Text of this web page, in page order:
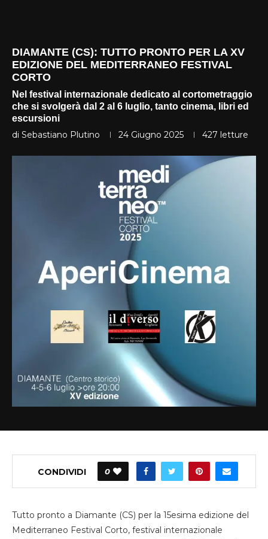
DIAMANTE (CS): TUTTO PRONTO PER LA XV
EDIZIONE DEL MEDITERRANEO FESTIVAL
CORTO
Nel festival internazionale dedicato al cortometraggio
che si svolgerà dal 2 al 6 luglio, tanto cinema, libri ed
escursioni
di Sebastiano Plutino 24 Giugno 2025 427 letture
CONDIVIDI 0
Tutto pronto a Diamante (CS) per la 15esima edizione del
Mediterraneo Festival Corto, festival internazionale